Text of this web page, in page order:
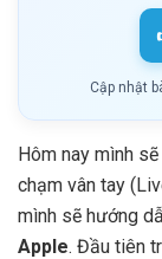
Cập nhật
Hôm nay mình
chạm vân tay
mình sẽ hướng
Apple. Đầu tiên